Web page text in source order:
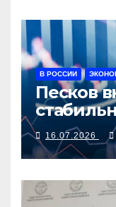
В РОССИИ
Песков
16.07.2026